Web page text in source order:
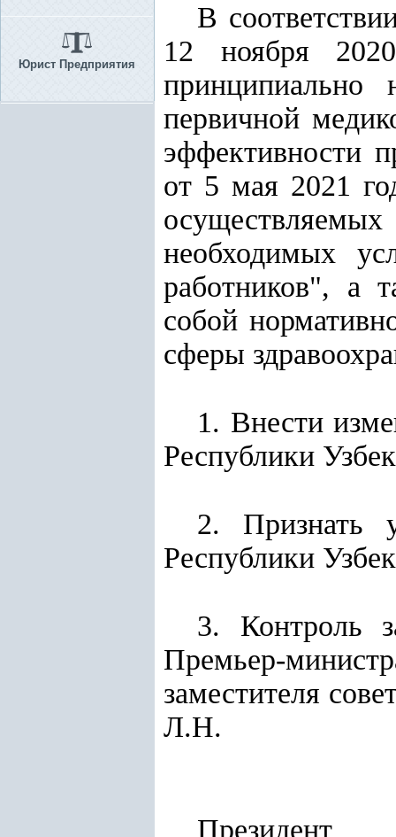
Юрист Предприятия
В
12 ноября
принципиально
первичной
эффективности
от 5 мая 2021
необходимых
работников", а
собой
сферы
1. Внести
Республики
2. Признать
Республики
3. Контроль
Премьер-
заместителя
Л.Н.
Президент